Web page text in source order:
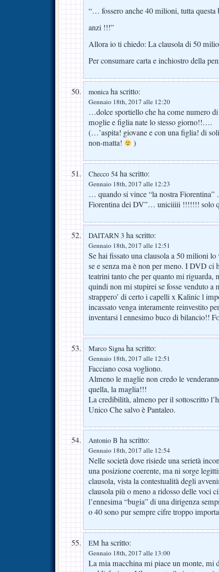
“… fossero anche 40 milioni, tutta
anzi !!!”
Allora io ti chiedo: La clausola di 50
Per consumare carta e inchiostro della
monicaha scritto:
Gennaio 18th, 2017 alle 12:20
…dolce sportiello che ha come numero
moglie e figlia nate lo stesso giorno!!….
(…’aspita! giovane e con una figlia! di
non-matta!
)
Checco 54 ha scritto:
Gennaio 18th, 2017 alle 12:23
… quando si vince “la nostra
Fiorentina dei DV”… uniciiiii !!!!!!! solo
DAITARN 3 ha scritto:
Gennaio 18th, 2017 alle 12:51
Se hai fissato una clausola a 50 milioni
se e senza ma è non per meno. I DVD ci
teatrini tanto che per quanto mi riguarda,
quindi non mi stupirei se fosse venduto a
strappero’ di certo i capelli x Kalinic l
incassato venga interamente reinvestito
inventarsi l ennesimo buco di bilancio!!
Marco Signaha scritto:
Gennaio 18th, 2017 alle 12:51
Facciano cosa vogliono.
Almeno le maglie non credo le
quella, la maglia!!!
La credibilità, almeno per il sottoscritto
Unico Che salvo è Pantaleo.
Antonio B ha scritto:
Gennaio 18th, 2017 alle 12:54
Nelle società dove risiede una serietà
una posizione coerente, ma ni sorge
clausola, vista la contestualità degli
clausola più o meno a ridosso delle voci
l’ennesima “bugia” di una dirigenza
o 40 sono pur sempre cifre troppo
EM ha scritto:
Gennaio 18th, 2017 alle 13:00
La mia macchina mi piace un monte, mi